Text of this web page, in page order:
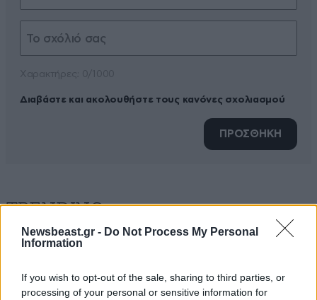
Newsbeast.gr - Do Not Process My Personal
Information
If you wish to opt-out of the sale, sharing to third parties, or
processing of your personal or sensitive information for
Διαβάστε και ακολουθήστε τους κανόνες σχολιασμού
ΠΡΟΣΘΗΚΗ
TRENDING